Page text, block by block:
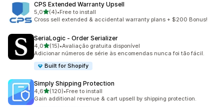
CPS Extended Warranty Upsell
5,0de 5 estrelas
(4)
4 total de avaliações
•Free to install
Cross sell extended & accidental warranty plans + $200 Bonus!
SeriaLogic ‑ Order Serializer
4,0de 5 estrelas
(15)
15 total de avaliações
•Avaliação gratuita disponível
Adicionar números de série às encomendas nunca foi tão fácil.
Built for Shopify
Simply Shipping Protection
4,6de 5 estrelas
(120)
120 total de avaliações
•Free to install
Gain additional revenue & cart upsell by shipping protection.